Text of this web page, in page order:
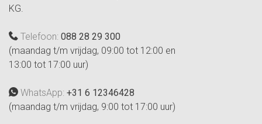
KG.
Telefoon: 088 28 29 300
(maandag t/m vrijdag, 09:00 tot 12:00 en
13:00 tot 17:00 uur)
WhatsApp: +31 6 12346428
(maandag t/m vrijdag, 9:00 tot 17:00 uur)